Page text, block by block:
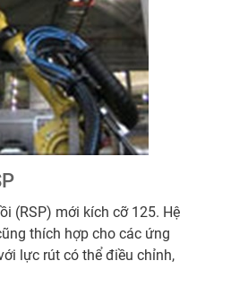
(RSP) mới kích cỡ 125. Hệ
thích hợp cho các ứng
lực rút có thể điều chỉnh,